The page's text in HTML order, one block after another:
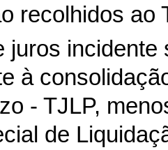
recolhidos ao
juros
à
- TJLP,
de